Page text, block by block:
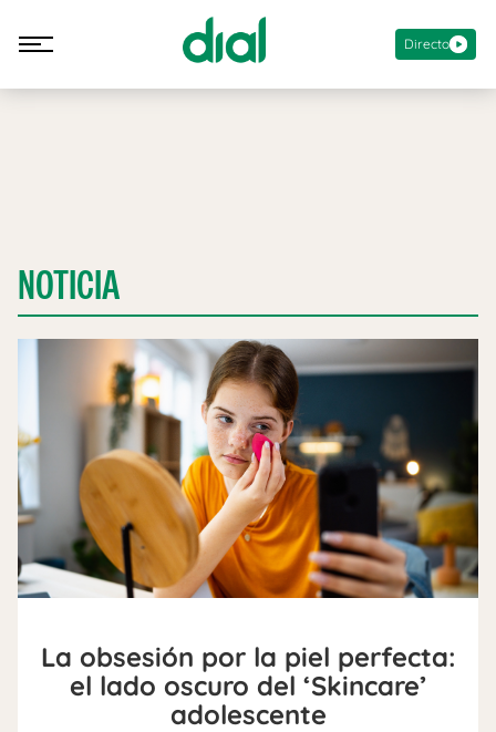
Directo
NOTICIA
La obsesión por la piel perfecta:
el lado oscuro del ‘Skincare’
adolescente